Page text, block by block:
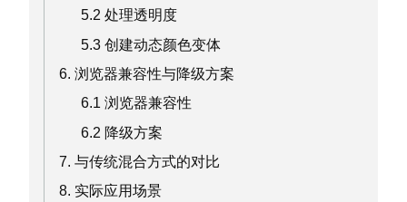
5.2 处理透明度
5.3 创建动态颜色变体
6. 浏览器兼容性与降级方案
6.1 浏览器兼容性
6.2 降级方案
7. 与传统混合方式的对比
8. 实际应用场景